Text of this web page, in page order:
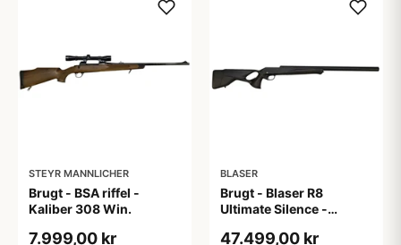
STEYR MANNLICHER
Brugt - BSA riffel -
Kaliber 308 Win.
7.999,00 kr
BLASER
Brugt - Blaser R8
Ultimate Silence -
47.499,00 kr